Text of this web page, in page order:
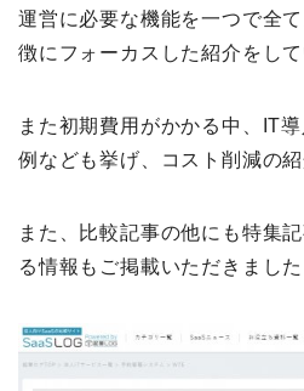
運営に必要な機能を一つで全
徴にフォーカスした紹介をして
また初期費用がかかる中、IT
例なども挙げ、コスト削減の
また、比較記事の他にも特集
る情報もご掲載いただきました